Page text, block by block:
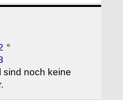
°
sind noch keine